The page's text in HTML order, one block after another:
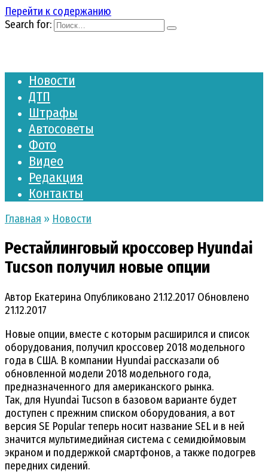
Перейти к содержанию
Search for:
Новости
ДТП
Штрафы
Автосоветы
Фото
Видео
Редакция
Контакты
Главная » Новости
Рестайлинговый кроссовер Hyundai
Tucson получил новые опции
Автор Екатерина Опубликовано 21.12.2017 Обновлено
21.12.2017
Новые опции, вместе с которым расширился и список
оборудования, получил кроссовер 2018 модельного
года в США. В компании Hyundai рассказали об
обновленной модели 2018 модельного года,
предназначенного для американского рынка.
Так, для Hyundai Tucson в базовом варианте будет
доступен с прежним списком оборудования, а вот
версия SE Popular теперь носит название SEL и в ней
значится мультимедийная система с семидюймовым
экраном и поддержкой смартфонов, а также подогрев
передних сидений.